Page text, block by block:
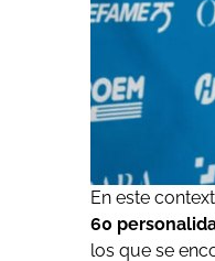
En este
60
los que se